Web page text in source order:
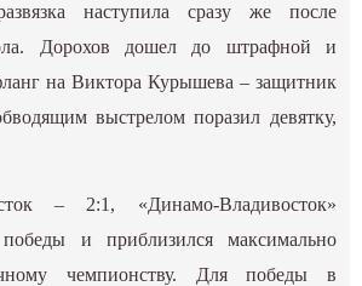
наступила сразу же после
Дорохов дошел до штрафной и
на Виктора Курышева – защитник
выстрелом поразил девятку,
– 2:1, «Динамо-Владивосток»
и приблизился максимально
чемпионству. Для победы в